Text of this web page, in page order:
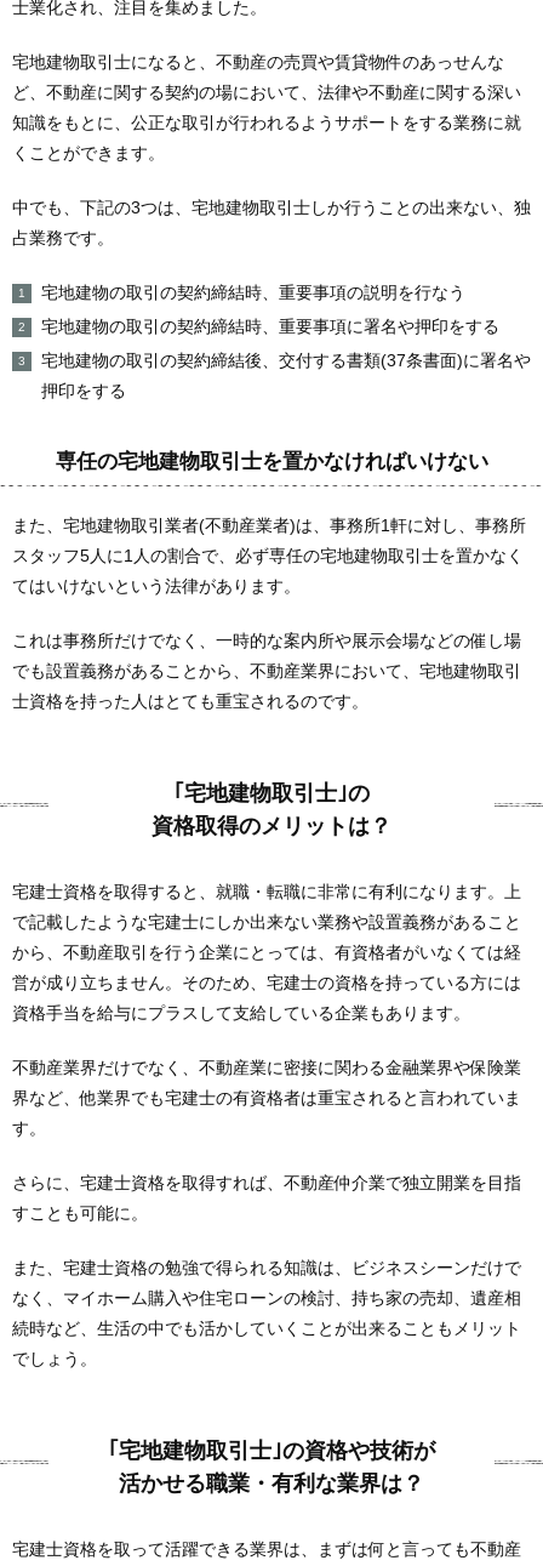
士業化され、注目を集めました。
宅地建物取引士になると、不動産の売買や賃貸物件のあっせんな
ど、不動産に関する契約の場において、法律や不動産に関する深い
知識をもとに、公正な取引が行われるようサポートをする業務に就
くことができます。
中でも、下記の3つは、宅地建物取引士しか行うことの出来ない、独
占業務です。
宅地建物の取引の契約締結時、重要事項の説明を行なう
宅地建物の取引の契約締結時、重要事項に署名や押印をする
宅地建物の取引の契約締結後、交付する書類(37条書面)に署名や
押印をする
専任の宅地建物取引士を置かなければいけない
また、宅地建物取引業者(不動産業者)は、事務所1軒に対し、事務所
スタッフ5人に1人の割合で、必ず専任の宅地建物取引士を置かなく
てはいけないという法律があります。
これは事務所だけでなく、一時的な案内所や展示会場などの催し場
でも設置義務があることから、不動産業界において、宅地建物取引
士資格を持った人はとても重宝されるのです。
｢宅地建物取引士｣の
資格取得のメリットは？
宅建士資格を取得すると、就職・転職に非常に有利になります。上
で記載したような宅建士にしか出来ない業務や設置義務があること
から、不動産取引を行う企業にとっては、有資格者がいなくては経
営が成り立ちません。そのため、宅建士の資格を持っている方には
資格手当を給与にプラスして支給している企業もあります。
不動産業界だけでなく、不動産業に密接に関わる金融業界や保険業
界など、他業界でも宅建士の有資格者は重宝されると言われていま
す。
さらに、宅建士資格を取得すれば、不動産仲介業で独立開業を目指
すことも可能に。
また、宅建士資格の勉強で得られる知識は、ビジネスシーンだけで
なく、マイホーム購入や住宅ローンの検討、持ち家の売却、遺産相
続時など、生活の中でも活かしていくことが出来ることもメリット
でしょう。
｢宅地建物取引士｣の資格や技術が
活かせる職業・有利な業界は？
宅建士資格を取って活躍できる業界は、まずは何と言っても不動産